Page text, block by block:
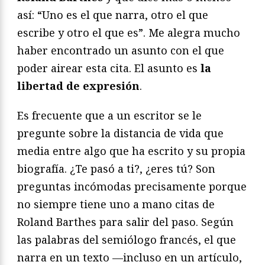
así: “Uno es el que narra, otro el que
escribe y otro el que es”. Me alegra mucho
haber encontrado un asunto con el que
poder airear esta cita. El asunto es la
libertad de expresión.
Es frecuente que a un escritor se le
pregunte sobre la distancia de vida que
media entre algo que ha escrito y su propia
biografía. ¿Te pasó a ti?, ¿eres tú? Son
preguntas incómodas precisamente porque
no siempre tiene uno a mano citas de
Roland Barthes para salir del paso. Según
las palabras del semiólogo francés, el que
narra en un texto —incluso en un artículo,